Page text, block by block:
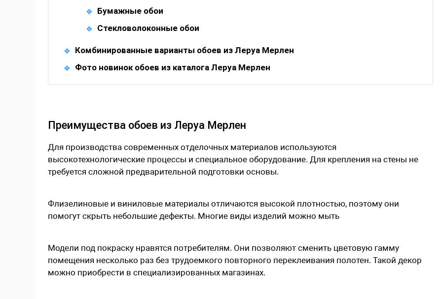
Бумажные обои
Стекловолоконные обои
Комбинированные варианты обоев из Леруа Мерлен
Фото новинок обоев из каталога Леруа Мерлен
Преимущества обоев из Леруа Мерлен
Для производства современных отделочных материалов используются
высокотехнологические процессы и специальное оборудование. Для крепления на стены не
требуется сложной предварительной подготовки основы.
Флизелиновые и виниловые материалы отличаются высокой плотностью, поэтому они
помогут скрыть небольшие дефекты. Многие виды изделий можно мыть
Модели под покраску нравятся потребителям. Они позволяют сменить цветовую гамму
помещения несколько раз без трудоемкого повторного переклеивания полотен. Такой декор
можно приобрести в специализированных магазинах.